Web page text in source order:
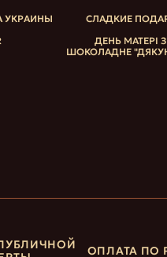
УКРАИНЫ
СЛАДКИЕ
ДЕНЬ МАТЕРІ
ШОКОЛАДНЕ
ОПЛАТА ПО